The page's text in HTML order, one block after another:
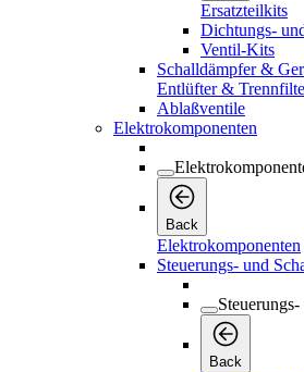
Ersatzteilkits
Dichtungs-
Ventil-Kits
Schalldämpfer &
Entlüfter &
Ablaßventile
Elektrokomponenten
Back
Elektrokomponenten
Steuerungs- und
Back